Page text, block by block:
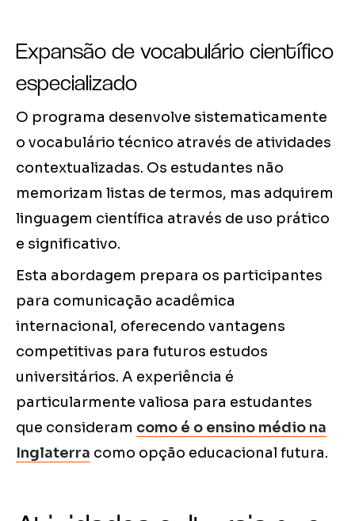
Expansão de vocabulário científico
especializado
O programa desenvolve sistematicamente
o vocabulário técnico através de atividades
contextualizadas. Os estudantes não
memorizam listas de termos, mas adquirem
linguagem científica através de uso prático
e significativo.
Esta abordagem prepara os participantes
para comunicação acadêmica
internacional, oferecendo vantagens
competitivas para futuros estudos
universitários. A experiência é
particularmente valiosa para estudantes
que consideram como é o ensino médio na
Inglaterra como opção educacional futura.